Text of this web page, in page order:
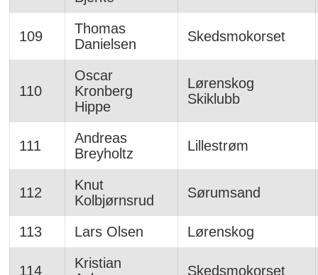
109
Thomas
Danielsen
Skedsmokorset
110
Oscar
Kronberg
Hippe
Lørenskog
Skiklubb
111
Andreas
Breyholtz
Lillestrøm
112
Knut
Kolbjørnsrud
Sørumsand
113 Lars Olsen Lørenskog
114
Kristian
Skedsmokorset